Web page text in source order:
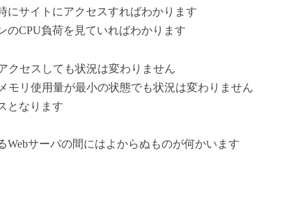
にサイトにアクセスすればわかります
のCPU負荷を見ていればわかります
クセスしても状況は変わりません
モリ使用量が最小の状態でも状況は変わりません
となります
サーバの間にはよからぬものが何かいます